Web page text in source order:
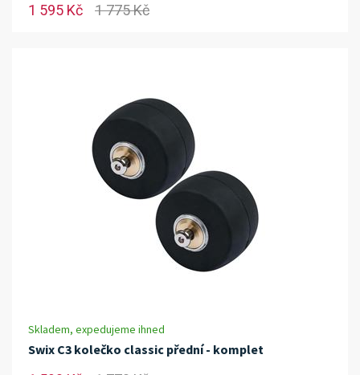
1 595 Kč 1 775 Kč
Skladem, expedujeme ihned
Swix C3 kolečko classic přední - komplet